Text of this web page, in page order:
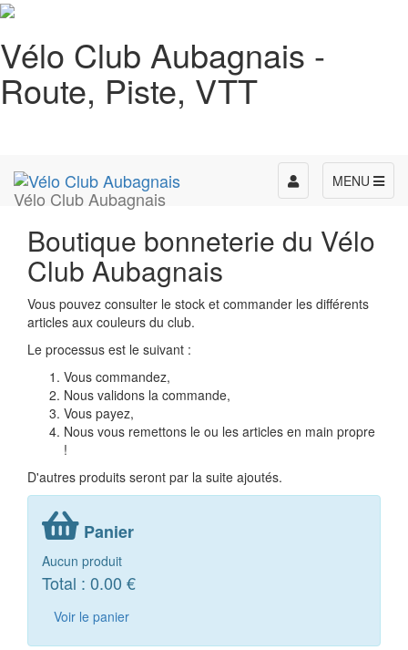
Vélo Club Aubagnais -
Route, Piste, VTT
Vélo Club Aubagnais
MENU
Toggle
navigation
Boutique bonneterie du Vélo
Club Aubagnais
Vous pouvez consulter le stock et commander les différents
articles aux couleurs du club.
Le processus est le suivant :
Vous commandez,
Nous validons la commande,
Vous payez,
Nous vous remettons le ou les articles en main propre
!
D'autres produits seront par la suite ajoutés.
Panier
Aucun produit
Total : 0.00 €
Voir le panier